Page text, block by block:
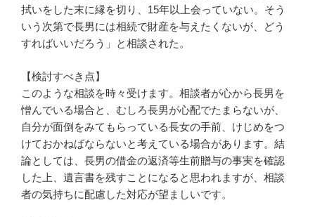
拭いをした末に縁を切り、15年以上会っていない。そう
いう次第で長男には相続で財産を与えたくないが、どう
すればいいだろう」と相談された。
【検討すべき点】
このような相談を時々受けます。相談者が心から長男を
憎んでいる場合と、むしろ長男が心配でたまらないが、
自分が面倒をみてもらっている長女の手前、けじめをつ
けておかねばならないと考えている場合があります。結
論としては、長男の借金の返済等生前贈与の事実を確認
した上、遺言書を残すことになると思われますが、相談
者の気持ちに配慮した対応が望ましいです。